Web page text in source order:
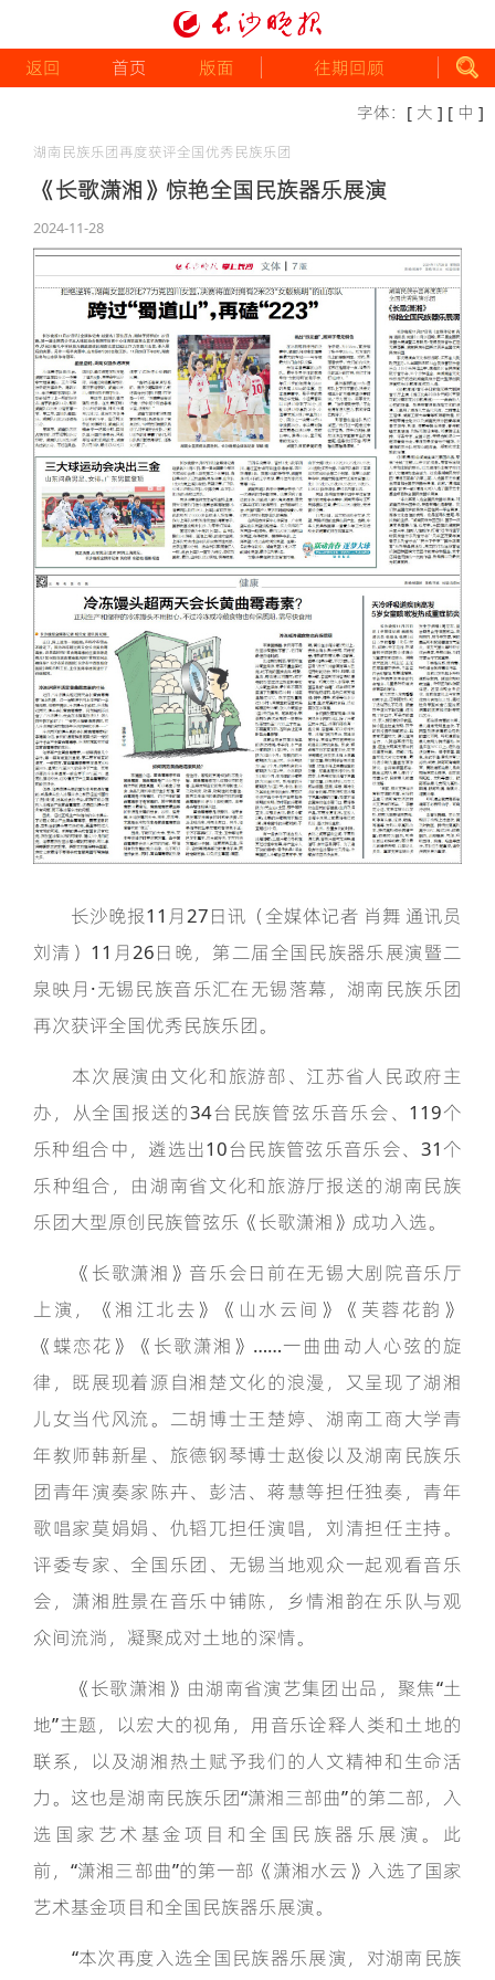
返回 首页 版面 往期回顾
字体： [ 大 ] [ 中 ]
湖南民族乐团再度获评全国优秀民族乐团
《长歌潇湘》惊艳全国民族器乐展演
2024-11-28
长沙晚报11月27日讯（全媒体记者 肖舞 通讯员
刘清）11月26日晚，第二届全国民族器乐展演暨二
泉映月·无锡民族音乐汇在无锡落幕，湖南民族乐团
再次获评全国优秀民族乐团。
本次展演由文化和旅游部、江苏省人民政府主
办，从全国报送的34台民族管弦乐音乐会、119个
乐种组合中，遴选出10台民族管弦乐音乐会、31个
乐种组合，由湖南省文化和旅游厅报送的湖南民族
乐团大型原创民族管弦乐《长歌潇湘》成功入选。
《长歌潇湘》音乐会日前在无锡大剧院音乐厅
上演，《湘江北去》《山水云间》《芙蓉花韵》
《蝶恋花》《长歌潇湘》……一曲曲动人心弦的旋
律，既展现着源自湘楚文化的浪漫，又呈现了湖湘
儿女当代风流。二胡博士王楚婷、湖南工商大学青
年教师韩新星、旅德钢琴博士赵俊以及湖南民族乐
团青年演奏家陈卉、彭洁、蒋慧等担任独奏，青年
歌唱家莫娟娟、仇韬兀担任演唱，刘清担任主持。
评委专家、全国乐团、无锡当地观众一起观看音乐
会，潇湘胜景在音乐中铺陈，乡情湘韵在乐队与观
众间流淌，凝聚成对土地的深情。
《长歌潇湘》由湖南省演艺集团出品，聚焦“土
地”主题，以宏大的视角，用音乐诠释人类和土地的
联系，以及湖湘热土赋予我们的人文精神和生命活
力。这也是湖南民族乐团“潇湘三部曲”的第二部，入
选国家艺术基金项目和全国民族器乐展演。此
前，“潇湘三部曲”的第一部《潇湘水云》入选了国家
艺术基金项目和全国民族器乐展演。
“本次再度入选全国民族器乐展演，对湖南民族